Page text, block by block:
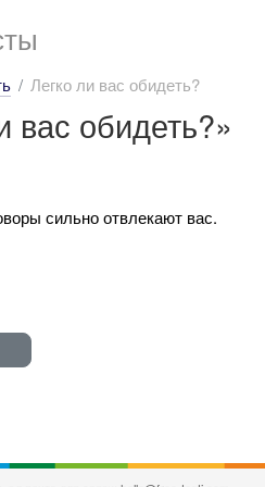
Легко ли вас обидеть?
вас обидеть?»
сильно отвлекают вас.